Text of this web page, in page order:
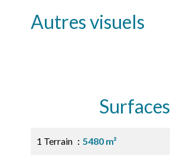
Autres visuels
Surfaces
1 Terrain 5480 m²